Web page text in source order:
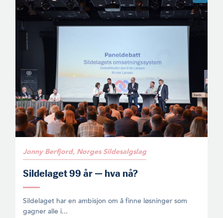
Jonny Berfjord, Norges Sildesalgslag
Sildelaget 99 år — hva nå?
Sildelaget har en ambisjon om å finne løsninger som
gagner alle i...